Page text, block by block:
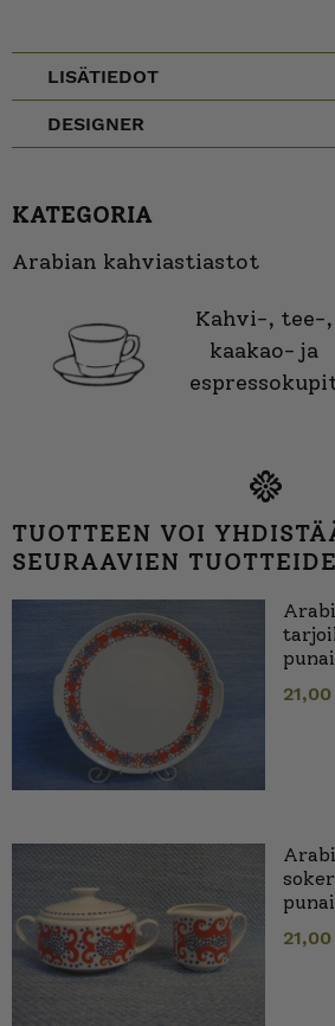
LISÄTIEDOT
DESIGNER
KATEGORIA
Arabian kahviastiastot
Kahvi-, tee-,
kaakao- ja
TUOTTEEN VOI
SEURAAVIEN
21,00
21,00